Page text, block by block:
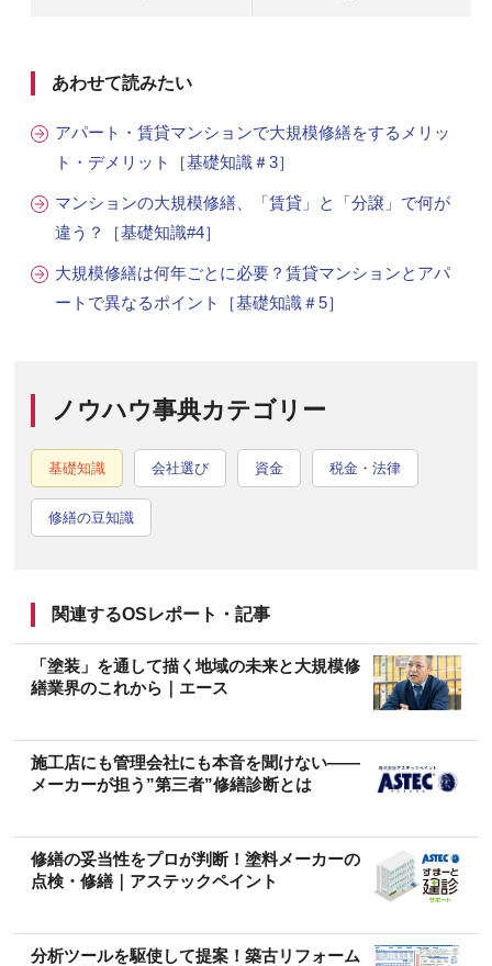
あわせて読みたい
アパート・賃貸マンションで大規模修繕をするメリッ
ト・デメリット［基礎知識＃3］
マンションの大規模修繕、「賃貸」と「分譲」で何が
違う？［基礎知識#4］
大規模修繕は何年ごとに必要？賃貸マンションとアパ
ートで異なるポイント［基礎知識＃5］
ノウハウ事典カテゴリー
基礎知識 会社選び 資金 税金・法律
修繕の豆知識
関連するOSレポート・記事
「塗装」を通して描く地域の未来と大規模修
繕業界のこれから｜エース
施工店にも管理会社にも本音を聞けない――
メーカーが担う”第三者”修繕診断とは
修繕の妥当性をプロが判断！塗料メーカーの
点検・修繕｜アステックペイント
分析ツールを駆使して提案！築古リフォーム